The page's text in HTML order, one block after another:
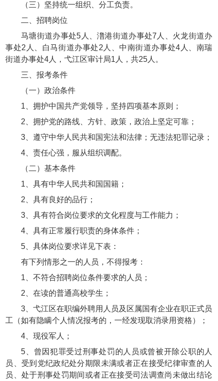
（三）坚持统一组织、分工负责。
二、招聘岗位
马塘街道办事处5人、澛港街道办事处7人、火龙街道办
事处2人、白马街道办事处2人、中南街道办事处4人、南瑞
街道办事处4人，弋江区审计局1人，共25人。
三、报考条件
（一）政治条件
1、拥护中国共产党领导，坚持四项基本原则；
2、拥护党的路线、方针、政策，政治上坚定可靠；
3、遵守中华人民共和国宪法和法律；无违法犯罪记录；
4、责任心强，服从组织调配。
（二）基本条件
1、具有中华人民共和国国籍；
2、具有良好的品行；
3、具有符合岗位要求的文化程度与工作能力；
4、具有正常履行职责的身体条件；
5、具体岗位要求详见下表：
有下列情形之一的人员，不得报考：
1、不符合招聘岗位条件要求的人员；
2、在读的普通高校学生；
3、弋江区在职编外聘用人员及区属国有企业在职正式员
工（如有隐瞒个人情况报考的，一经发现取消录用资格）；
4、现役军人；
5、曾因犯罪受过刑事处罚的人员或曾被开除公职的人
员、受到党纪政纪处分期限未满或者正在接受纪律审查的人
员、处于刑事处罚期间或者正在接受司法调查尚未做出结论